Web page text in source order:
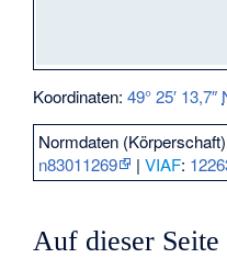
Koordinaten:49° 25′ 13,7″
Normdaten
n83011269
|VIAF:
Auf dieser